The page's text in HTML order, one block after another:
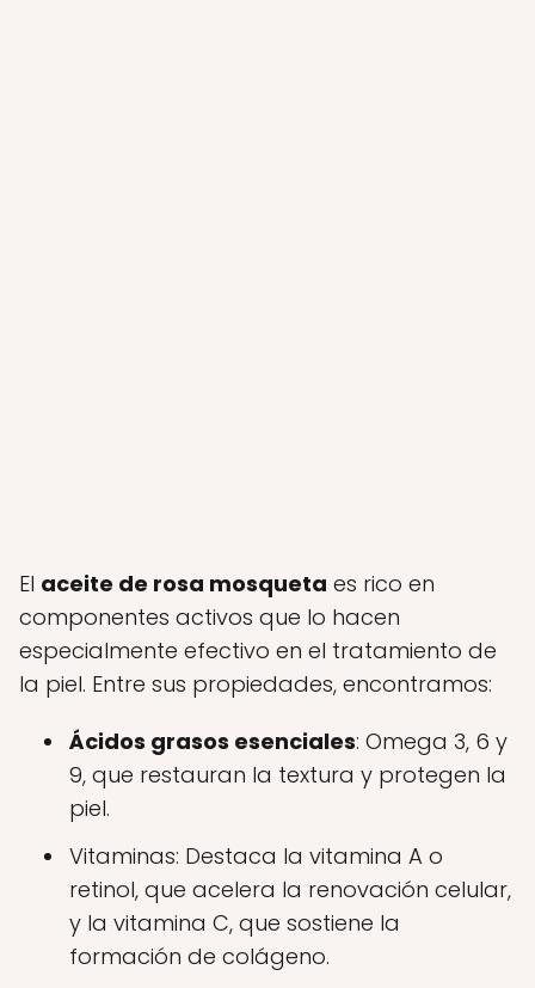
El aceite de rosa mosqueta es rico en
componentes activos que lo hacen
especialmente efectivo en el tratamiento de
la piel. Entre sus propiedades, encontramos:
Ácidos grasos esenciales: Omega 3, 6 y
9, que restauran la textura y protegen la
piel.
Vitaminas: Destaca la vitamina A o
retinol, que acelera la renovación celular,
y la vitamina C, que sostiene la
formación de colágeno.